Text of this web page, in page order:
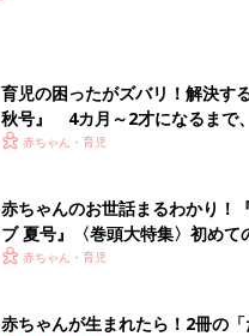
育児の困ったがズバリ！解決す
秋号』 4カ月～2才になるまで
いっぱい！
赤ちゃん・育児
赤ちゃんのお世話まるわかり！
ブ 夏号』〈巻頭大特集〉初めて
く！ おっぱい・ミルクの基本と
赤ちゃん・育児
赤ちゃんが生まれたら！2冊の「